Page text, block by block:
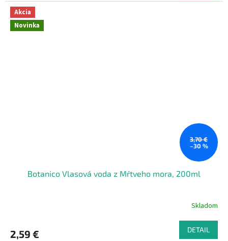
Akcia
Novinka
3,70 €
–30 %
Botanico Vlasová voda z Mŕtveho mora, 200ml
Skladom
2,59 € DETAIL